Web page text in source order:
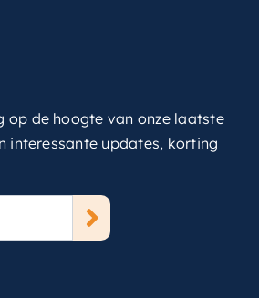
op de hoogte van onze laatste
interessante updates, korting